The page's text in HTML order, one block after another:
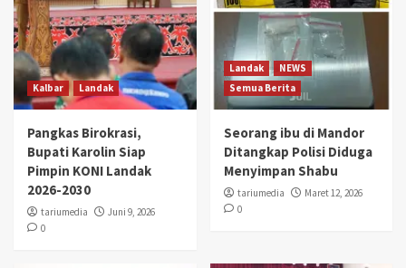
Kalbar Landak
Pangkas Birokrasi,
Bupati Karolin Siap
Pimpin KONI Landak
2026-2030
tariumedia
Juni 9, 2026
0
Landak
NEWS
Semua Berita
Seorang ibu di Mandor
Ditangkap Polisi Diduga
Menyimpan Shabu
tariumedia
Maret 12, 2026
0